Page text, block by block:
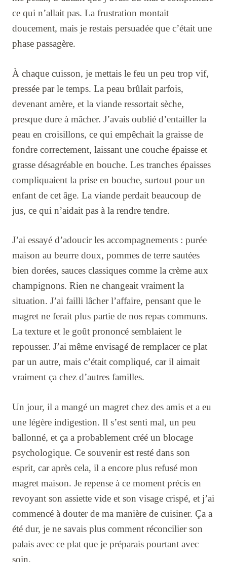
ce qui n’allait pas. La frustration montait
doucement, mais je restais persuadée que c’était une
phase passagère.
À chaque cuisson, je mettais le feu un peu trop vif,
pressée par le temps. La peau brûlait parfois,
devenant amère, et la viande ressortait sèche,
presque dure à mâcher. J’avais oublié d’entailler la
peau en croisillons, ce qui empêchait la graisse de
fondre correctement, laissant une couche épaisse et
grasse désagréable en bouche. Les tranches épaisses
compliquaient la prise en bouche, surtout pour un
enfant de cet âge. La viande perdait beaucoup de
jus, ce qui n’aidait pas à la rendre tendre.
J’ai essayé d’adoucir les accompagnements : purée
maison au beurre doux, pommes de terre sautées
bien dorées, sauces classiques comme la crème aux
champignons. Rien ne changeait vraiment la
situation. J’ai failli lâcher l’affaire, pensant que le
magret ne ferait plus partie de nos repas communs.
La texture et le goût prononcé semblaient le
repousser. J’ai même envisagé de remplacer ce plat
par un autre, mais c’était compliqué, car il aimait
vraiment ça chez d’autres familles.
Un jour, il a mangé un magret chez des amis et a eu
une légère indigestion. Il s’est senti mal, un peu
ballonné, et ça a probablement créé un blocage
psychologique. Ce souvenir est resté dans son
esprit, car après cela, il a encore plus refusé mon
magret maison. Je repense à ce moment précis en
revoyant son assiette vide et son visage crispé, et j’ai
commencé à douter de ma manière de cuisiner. Ça a
été dur, je ne savais plus comment réconcilier son
palais avec ce plat que je préparais pourtant avec
soin.